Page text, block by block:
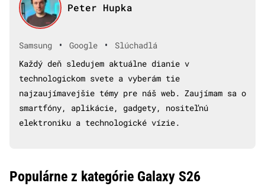
Peter Hupka
Samsung • Google •
Slúchadlá
Každý deň sledujem aktuálne dianie v
technologickom svete a vyberám tie
najzaujímavejšie témy pre náš web. Zaujímam sa o
smartfóny, aplikácie, gadgety, nositeľnú
elektroniku a technologické vízie.
Populárne z kategórie Galaxy S26